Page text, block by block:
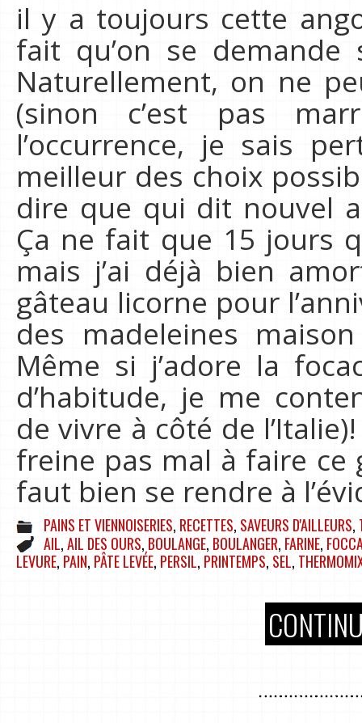
il y a toujours cette
fait qu’on se
Naturellement, on ne
(sinon c’est pas
l’occurrence, je sais
meilleur des choix
dire que qui dit nouvel
Ça ne fait que 15 jours
mais j’ai déjà bien
gâteau licorne pour
des madeleines
Même si j’adore la
d’habitude, je me
de vivre à côté de
freine pas mal à faire ce
faut bien se rendre à
PAINS ET VIENNOISERIES, RECETTES, SAVEURS D'AILLEURS,
AIL,AIL DES OURS, BOULANGE, BOULANGER, FARINE,
LEVURE, PAIN, PÂTE LEVÉE, PERSIL, PRINTEMPS, SEL,